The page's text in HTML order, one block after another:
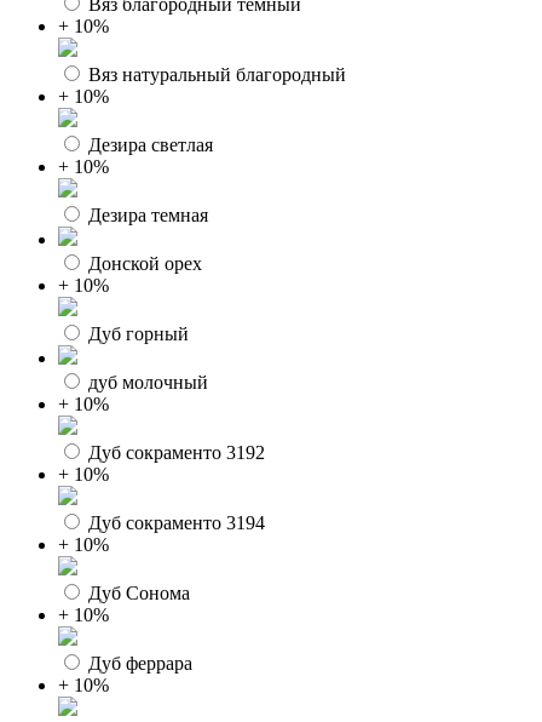
Вяз благородный темный
+ 10%
Вяз натуральный благородный
+ 10%
Дезира светлая
+ 10%
Дезира темная
Донской орех
+ 10%
Дуб горный
дуб молочный
+ 10%
Дуб сокраменто 3192
+ 10%
Дуб сокраменто 3194
+ 10%
Дуб Сонома
+ 10%
Дуб феррара
+ 10%